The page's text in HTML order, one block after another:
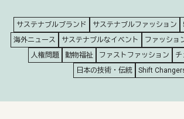
サステナブルブランド サステナブルファッション
海外ニュース
サステナブルなイベント ファッショ
人権問題
動物福祉 ファストファッション
チ
日本の技術・伝統
Shift